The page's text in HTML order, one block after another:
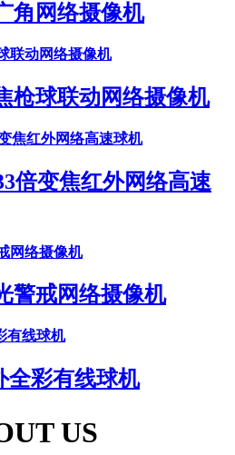
角网络摄像机
枪球联动网络摄像机
倍变焦红外网络高速
警戒网络摄像机
全彩有线球机
US